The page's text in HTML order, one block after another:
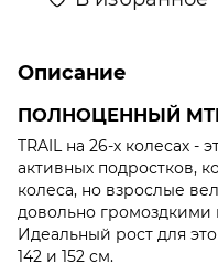
Описание
ПОЛНОЦЕННЫЙ
TRAIL на 26-х колесах -
активных подростков,
колеса, но взрослые
довольно
Идеальный рост для
142 и 152 см.